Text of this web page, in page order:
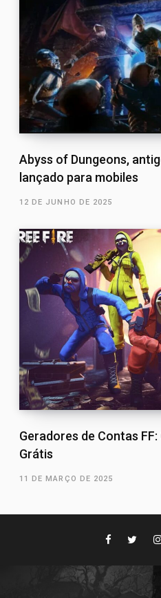
Abyss of Dungeons,
lançado para mobiles
12 DE JUNHO DE 2025
Geradores de Contas
Grátis
11 DE MARÇO DE 2025